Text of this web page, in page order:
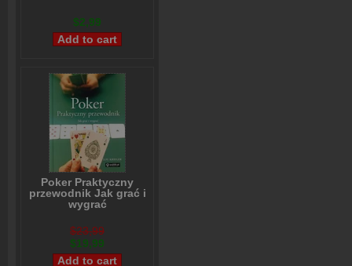
$2,99
Poker Praktyczny
przewodnik Jak grać i
wygrać
$23,99
$19,99